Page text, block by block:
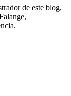
de este blog,